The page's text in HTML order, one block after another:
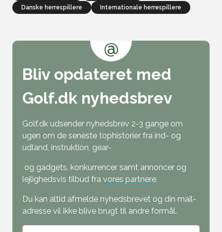
Danske herrespillere
Internationale herrespillere
@
Bliv opdateret med
Golf.dk nyhedsbrev
Golf.dk udsender nyhedsbrev 2-3 gange om
ugen om de seneste tophistorier fra ind- og
udland, instruktion, gear-
og gadgets, konkurrencer samt annoncer og
lejlighedsvis tilbud fra vores partnere.
Du kan altid afmelde nyhedsbrevet og din mail-
adresse vil ikke blive brugt til andre formål.